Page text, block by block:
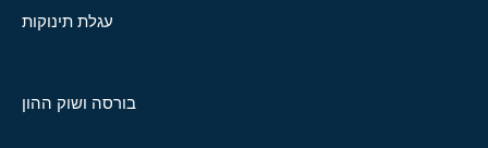
עגלת תינוקות
בורסה ושוק ההון